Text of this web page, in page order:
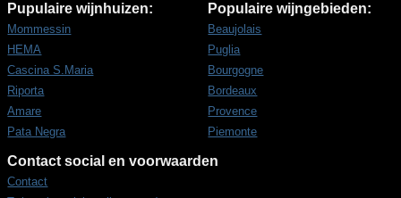
Pupulaire wijnhuizen:
Mommessin
HEMA
Cascina S.Maria
Riporta
Amare
Pata Negra
Populaire wijngebieden:
Beaujolais
Puglia
Bourgogne
Bordeaux
Provence
Piemonte
Contact social en voorwaarden
Contact